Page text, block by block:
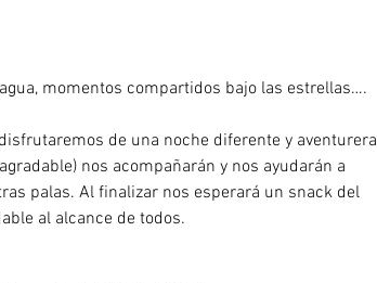
momentos compartidos bajo las estrellas….
de una noche diferente y aventurera
nos acompañarán y nos ayudarán a
palas. Al finalizar nos esperará un snack del
al alcance de todos.